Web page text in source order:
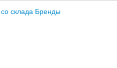
склада Бренды